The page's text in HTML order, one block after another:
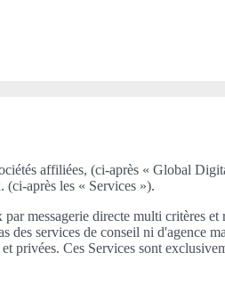
affiliées, (ci-après « Global
(ci-après les « Services »).
messagerie directe multi critères et
des services de conseil ni d'agence
privées. Ces Services sont